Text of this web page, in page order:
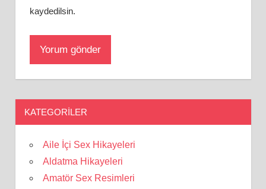
kaydedilsin.
KATEGORILER
Aile İçi Sex Hikayeleri
Aldatma Hikayeleri
Amatör Sex Resimleri